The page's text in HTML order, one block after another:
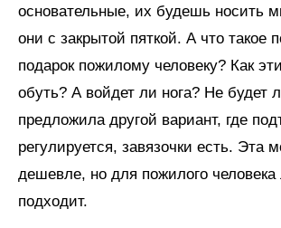
основательные, их будешь носить
они с закрытой пяткой. А что такое
подарок пожилому человеку? Как
обуть? А войдет ли нога? Не будет
предложила другой вариант, где
регулируется, завязочки есть. Эта
дешевле, но для пожилого
подходит.